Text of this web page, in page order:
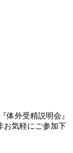
体外受精説明会』
お気軽にご参加下